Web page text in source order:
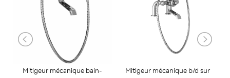
Mitigeur mécanique bain-
Mitigeur mécanique b/d sur